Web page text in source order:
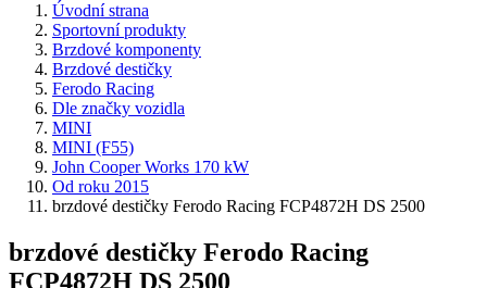
Úvodní strana
Sportovní produkty
Brzdové komponenty
Brzdové destičky
Ferodo Racing
Dle značky vozidla
MINI
MINI (F55)
John Cooper Works 170 kW
Od roku 2015
brzdové destičky Ferodo Racing FCP4872H DS 2500
brzdové destičky Ferodo Racing
FCP4872H DS 2500